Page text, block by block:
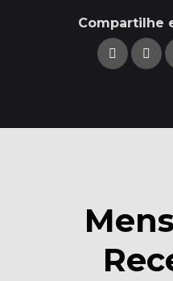
Compartilhe